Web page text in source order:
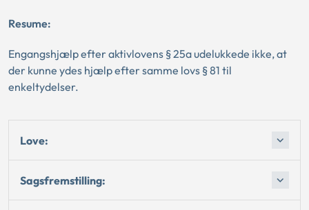
Resume:
Engangshjælp efter aktivlovens § 25a udelukkede ikke, at
der kunne ydes hjælp efter samme lovs § 81 til
enkeltydelser.
Love:
Sagsfremstilling: